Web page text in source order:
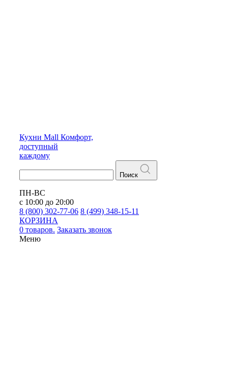
Кухни Mall Комфорт,
доступный
каждому
Поиск
ПН-ВС
с 10:00 до 20:00
8 (800) 302-77-06 8 (499) 348-15-11
КОРЗИНА
0 товаров. Заказать звонок
Меню